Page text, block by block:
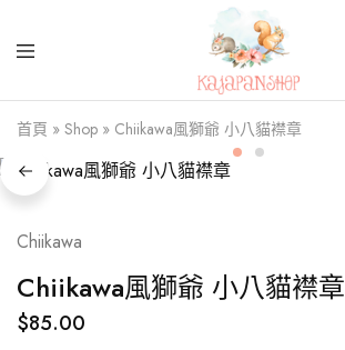
Kajapanshop
日
韓
百
貨
首頁 » Shop » Chiikawa風獅爺 小八貓襟章
Chiikawa
Chiikawa風獅爺 小八貓襟章
$85.00